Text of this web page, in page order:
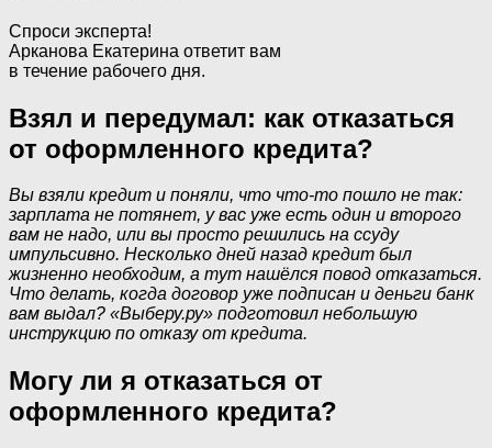
Спроси эксперта!
Арканова Екатерина ответит вам
в течение рабочего дня.
Взял и передумал: как отказаться
от оформленного кредита?
Вы взяли кредит и поняли, что что-то пошло не так:
зарплата не потянет, у вас уже есть один и второго
вам не надо, или вы просто решились на ссуду
импульсивно. Несколько дней назад кредит был
жизненно необходим, а тут нашёлся повод отказаться.
Что делать, когда договор уже подписан и деньги банк
вам выдал? «Выберу.ру» подготовил небольшую
инструкцию по отказу от кредита.
Могу ли я отказаться от
оформленного кредита?